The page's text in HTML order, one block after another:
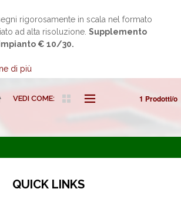
rigorosamente in scala nel formato
ad alta risoluzione. Supplemento
€ 10/30.
di più
VEDI COME 1 Prodotti/o
QUICK LINKS